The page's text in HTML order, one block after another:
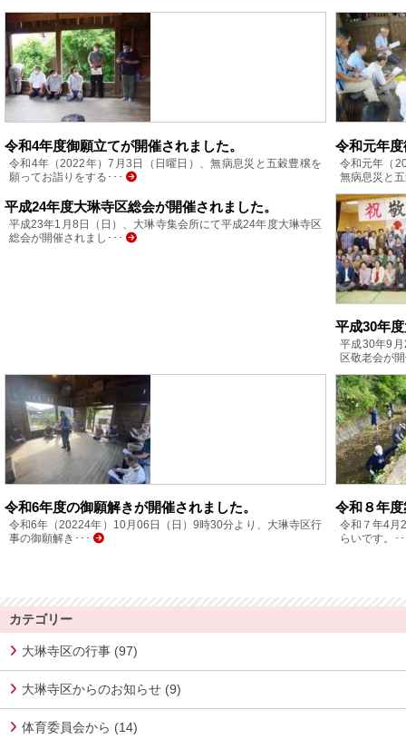
令和4年度御願立てが開催されました。
令和4年（2022年）7月3日（日曜日）、無病息災と五穀豊穣を
願ってお詣りをする･･･
令和元年
令和元年（
無病息災と
平成24年度大琳寺区総会が開催されました。
平成23年1月8日（日）、大琳寺集会所にて平成24年度大琳寺区
総会が開催されまし･･･
平成30年
平成30年9
区敬老会が
令和6年度の御願解きが開催されました。
令和6年（20224年）10月06日（日）9時30分より、大琳寺区行
事の御願解き･･･
令和８年
令和７年4月
らいです。･
カテゴリー
大琳寺区の行事 (97)
大琳寺区からのお知らせ (9)
体育委員会から (14)